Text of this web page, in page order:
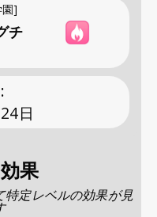
]
チ
:
日
果
特定レベルの効果が見